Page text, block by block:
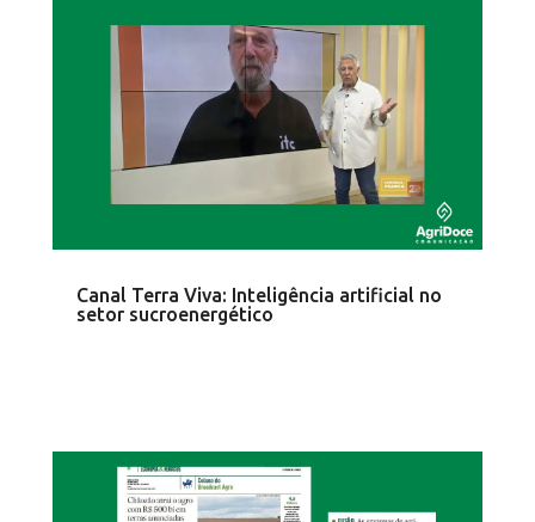
Canal Terra Viva: Inteligência artificial no
setor sucroenergético